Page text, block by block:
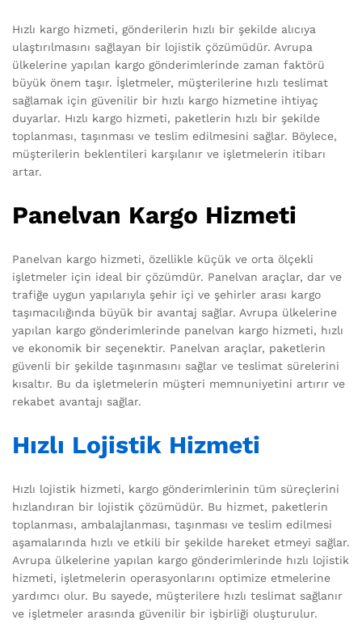
Hızlı kargo hizmeti, gönderilerin hızlı bir şekilde alıcıya
ulaştırılmasını sağlayan bir lojistik çözümüdür. Avrupa
ülkelerine yapılan kargo gönderimlerinde zaman faktörü
büyük önem taşır. İşletmeler, müşterilerine hızlı teslimat
sağlamak için güvenilir bir hızlı kargo hizmetine ihtiyaç
duyarlar. Hızlı kargo hizmeti, paketlerin hızlı bir şekilde
toplanması, taşınması ve teslim edilmesini sağlar. Böylece,
müşterilerin beklentileri karşılanır ve işletmelerin itibarı
artar.
Panelvan Kargo Hizmeti
Panelvan kargo hizmeti, özellikle küçük ve orta ölçekli
işletmeler için ideal bir çözümdür. Panelvan araçlar, dar ve
trafiğe uygun yapılarıyla şehir içi ve şehirler arası kargo
taşımacılığında büyük bir avantaj sağlar. Avrupa ülkelerine
yapılan kargo gönderimlerinde panelvan kargo hizmeti, hızlı
ve ekonomik bir seçenektir. Panelvan araçlar, paketlerin
güvenli bir şekilde taşınmasını sağlar ve teslimat sürelerini
kısaltır. Bu da işletmelerin müşteri memnuniyetini artırır ve
rekabet avantajı sağlar.
Hızlı Lojistik Hizmeti
Hızlı lojistik hizmeti, kargo gönderimlerinin tüm süreçlerini
hızlandıran bir lojistik çözümüdür. Bu hizmet, paketlerin
toplanması, ambalajlanması, taşınması ve teslim edilmesi
aşamalarında hızlı ve etkili bir şekilde hareket etmeyi sağlar.
Avrupa ülkelerine yapılan kargo gönderimlerinde hızlı lojistik
hizmeti, işletmelerin operasyonlarını optimize etmelerine
yardımcı olur. Bu sayede, müşterilere hızlı teslimat sağlanır
ve işletmeler arasında güvenilir bir işbirliği oluşturulur.